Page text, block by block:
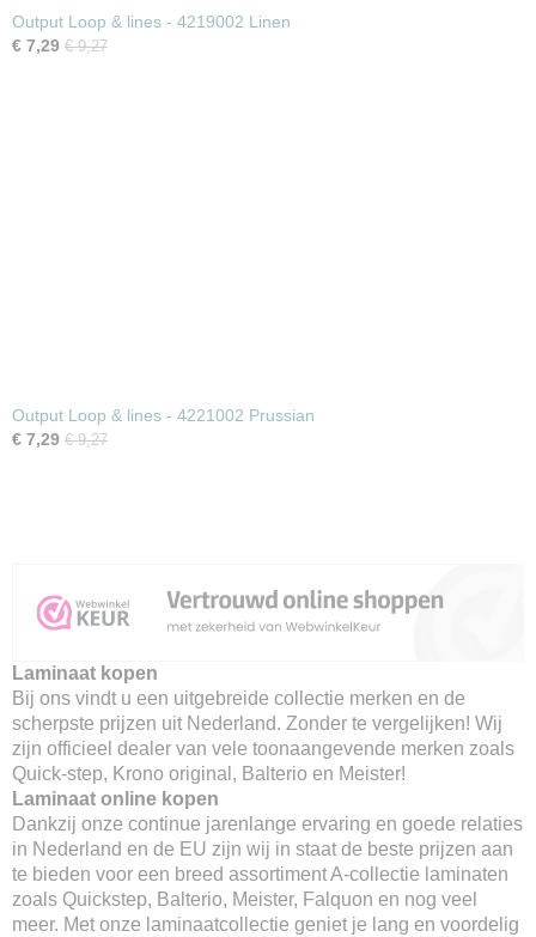
Output Loop & lines - 4219002 Linen
€ 7,29 € 9,27
Output Loop & lines - 4221002 Prussian
€ 7,29 € 9,27
Laminaat kopen
Bij ons vindt u een uitgebreide collectie merken en de
scherpste prijzen uit Nederland. Zonder te vergelijken! Wij
zijn officieel dealer van vele toonaangevende merken zoals
Quick-step, Krono original, Balterio en Meister!
Laminaat online kopen
Dankzij onze continue jarenlange ervaring en goede relaties
in Nederland en de EU zijn wij in staat de beste prijzen aan
te bieden voor een breed assortiment A-collectie laminaten
zoals Quickstep, Balterio, Meister, Falquon en nog veel
meer. Met onze laminaatcollectie geniet je lang en voordelig